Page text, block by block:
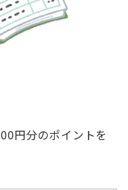
円分のポイントを